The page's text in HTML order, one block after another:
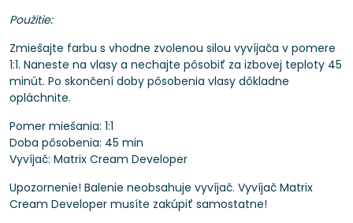
Použitie:
Zmiešajte farbu s vhodne zvolenou silou vyvíjača v pomere
1:1. Naneste na vlasy a nechajte pôsobiť za izbovej teploty 45
minút. Po skončení doby pôsobenia vlasy dôkladne
opláchnite.
Pomer miešania: 1:1
Doba pôsobenia: 45 min
Vyvíjač: Matrix Cream Developer
Upozornenie! Balenie neobsahuje vyvíjač. Vyvíjač Matrix
Cream Developer musíte zakúpiť samostatne!